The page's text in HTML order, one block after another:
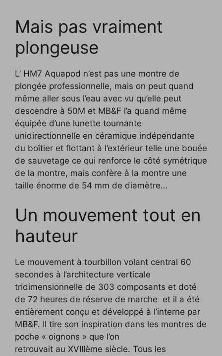
Mais pas vraiment
plongeuse
L’ HM7 Aquapod n’est pas une montre de
plongée professionnelle, mais on peut quand
même aller sous l’eau avec vu qu’elle peut
descendre à 50M et MB&F l’a quand même
équipée d’une lunette tournante
unidirectionnelle en céramique indépendante
du boîtier et flottant à l’extérieur telle une bouée
de sauvetage ce qui renforce le côté symétrique
de la montre, mais confère à la montre une
taille énorme de 54 mm de diamètre…
Un mouvement tout en
hauteur
Le mouvement à tourbillon volant central 60
secondes à l’architecture verticale
tridimensionnelle de 303 composants et doté
de 72 heures de réserve de marche et il a été
entièrement conçu et développé à l’interne par
MB&F. Il tire son inspiration dans les montres de
poche « oignons » que l’on
retrouvait au XVIIIème siècle. Tous les